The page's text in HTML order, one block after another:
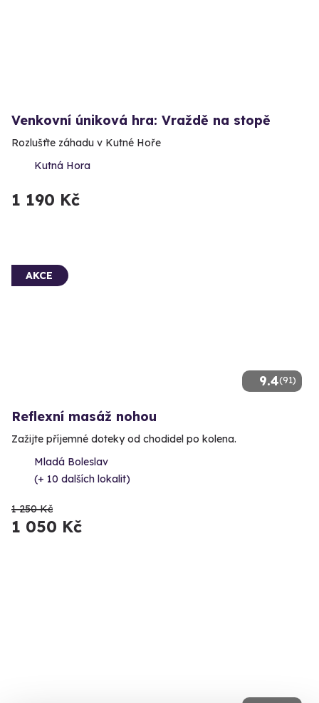
Venkovní úniková hra: Vraždě na stopě
Rozlušťte záhadu v Kutné Hoře
Kutná Hora
1 190 Kč
9.4(91)
AKCE
Reflexní masáž nohou
Zažijte příjemné doteky od chodidel po kolena.
Mladá Boleslav
(+ 10 dalších lokalit)
1 250 Kč
1 050 Kč